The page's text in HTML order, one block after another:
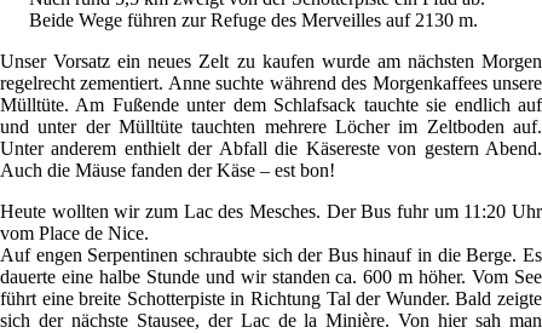
Beide Wege führen zur Refuge des Merveilles auf 2130 m.
Unser Vorsatz ein neues Zelt zu kaufen wurde am nächsten Morgen
regelrecht zementiert. Anne suchte während des Morgenkaffees unsere
Mülltüte. Am Fußende unter dem Schlafsack tauchte sie endlich auf
und unter der Mülltüte tauchten mehrere Löcher im Zeltboden auf.
Unter anderem enthielt der Abfall die Käsereste von gestern Abend.
Auch die Mäuse fanden der Käse – est bon!
Heute wollten wir zum Lac des Mesches. Der Bus fuhr um 11:20 Uhr
vom Place de Nice.
Auf engen Serpentinen schraubte sich der Bus hinauf in die Berge. Es
dauerte eine halbe Stunde und wir standen ca. 600 m höher. Vom See
führt eine breite Schotterpiste in Richtung Tal der Wunder. Bald zeigte
sich der nächste Stausee, der Lac de la Minière. Von hier sah man